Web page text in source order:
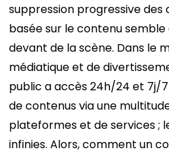
suppression progressive des
basée sur le contenu
devant de la scène. Dans le
médiatique et de
public a accès 24h/24 et 7j/
de contenus via une
plateformes et de services ;
infinies. Alors, comment un